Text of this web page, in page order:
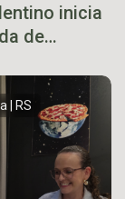
inicia
de
| RS